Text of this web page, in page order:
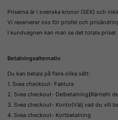
Priserna är i svenska kronor (SEK) och
Vi reserverar oss för prisfel och
I kundvagnen kan man se det totala
Betalningsalternativ:
Du kan betala på flera olika sätt:
1. Svea checkout- Faktura
2. Svea checkout- Delbetalning(Räntefri
3. Svea checkout- Konto(Välj vad du vill
4. Svea checkout- Kortbetalning